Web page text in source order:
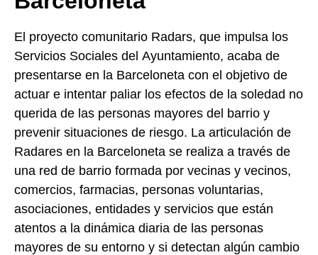
El proyecto comunitario Radars, que impulsa los
Servicios Sociales del Ayuntamiento, acaba de
presentarse en la Barceloneta con el objetivo de
actuar e intentar paliar los efectos de la soledad no
querida de las personas mayores del barrio y
prevenir situaciones de riesgo. La articulación de
Radares en la Barceloneta se realiza a través de
una red de barrio formada por vecinas y vecinos,
comercios, farmacias, personas voluntarias,
asociaciones, entidades y servicios que están
atentos a la dinámica diaria de las personas
mayores de su entorno y si detectan algún cambio